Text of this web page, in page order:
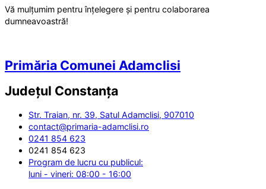
Vă mulțumim pentru înțelegere și pentru colaborarea
dumneavoastră!
Primăria Comunei Adamclisi
Județul Constanța
Str. Traian, nr. 39, Satul Adamclisi, 907010
contact@primaria-adamclisi.ro
0241 854 623
0241 854 623
Program de lucru cu publicul:
luni - vineri: 08:00 - 16:00